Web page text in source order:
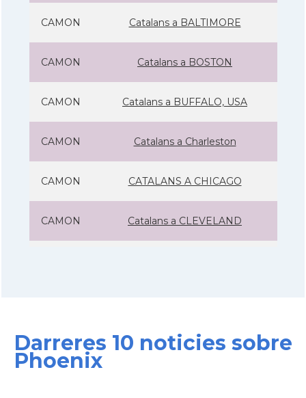
CAMON Catalans a BALTIMORE
CAMON Catalans a BOSTON
CAMON Catalans a BUFFALO, USA
CAMON Catalans a Charleston
CAMON CATALANS A CHICAGO
CAMON Catalans a CLEVELAND
CAMON Catalans a CONNECTICUT
Darreres 10 noticies sobre
Phoenix